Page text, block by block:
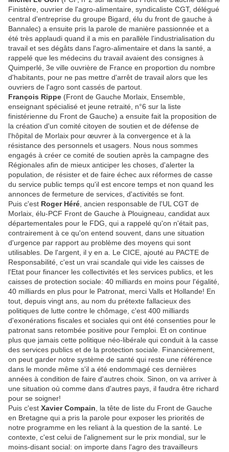
Finistère, ouvrier de l'agro-alimentaire, syndicaliste CGT, délégué
central d'entreprise du groupe Bigard, élu du front de gauche à
Bannalec) a ensuite pris la parole de manière passionnée et a
été très applaudi quand il a mis en parallèle l'industrialisation du
travail et ses dégâts dans l'agro-alimentaire et dans la santé, a
rappelé que les médecins du travail avaient des consignes à
Quimperlé, 3e ville ouvrière de France en proportion du nombre
d'habitants, pour ne pas mettre d'arrêt de travail alors que les
ouvriers de l'agro sont cassés de partout.
François Rippe (Front de Gauche Morlaix, Ensemble,
enseignant spécialisé et jeune retraité, n°6 sur la liste
finistérienne du Front de Gauche) a ensuite fait la proposition de
la création d'un comité citoyen de soutien et de défense de
l'hôpital de Morlaix pour œuvrer à la convergence et à la
résistance des personnels et usagers. Nous nous sommes
engagés à créer ce comité de soutien après la campagne des
Régionales afin de mieux anticiper les choses, d'alerter la
population, de résister et de faire échec aux réformes de casse
du service public temps qu'il est encore temps et non quand les
annonces de fermeture de services, d'activités se font.
Puis c'est Roger Héré , ancien responsable de l'UL CGT de
Morlaix, élu-PCF Front de Gauche à Plouigneau, candidat aux
départementales pour le FDG, qui a rappelé qu'on n'était pas,
contrairement à ce qu'on entend souvent, dans une situation
d'urgence par rapport au problème des moyens qui sont
utilisables. De l'argent, il y en a. Le CICE, ajouté au PACTE de
Responsabilité, c'est un vrai scandale qui vide les caisses de
l'Etat pour financer les collectivités et les services publics, et les
caisses de protection sociale: 40 milliards en moins pour l'égalité,
40 milliards en plus pour le Patronat, merci Valls et Hollande! En
tout, depuis vingt ans, au nom du prétexte fallacieux des
politiques de lutte contre le chômage, c'est 400 milliards
d'exonérations fiscales et sociales qui ont été consenties pour le
patronat sans retombée positive pour l'emploi. Et on continue
plus que jamais cette politique néo-libérale qui conduit à la casse
des services publics et de la protection sociale. Financièrement,
on peut garder notre système de santé qui reste une référence
dans le monde même s'il a été endommagé ces dernières
années à condition de faire d'autres choix. Sinon, on va arriver à
une situation où comme dans d'autres pays, il faudra être richard
pour se soigner!
Puis c'est Xavier Compain , la tête de liste du Front de Gauche
en Bretagne qui a pris la parole pour exposer les priorités de
notre programme en les reliant à la question de la santé. Le
contexte, c'est celui de l'alignement sur le prix mondial, sur le
moins-disant social: on importe dans l'agro des travailleurs